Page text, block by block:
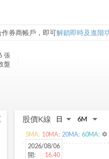
券商帳戶，即可解鎖即時及進階
張
盤
股價K線
2026/08/06
開:
16.40
5MA: 10MA: 20MA: 60MA: settings